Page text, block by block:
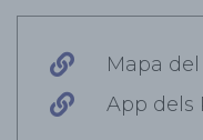
Mapa
App dels